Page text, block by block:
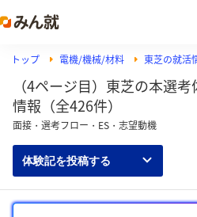
トップ 電機/機械/材料 東芝の就活
（4ページ目）東芝の本選
情報（全426件）
面接・選考フロー・ES・志望動機
体験記を投稿する